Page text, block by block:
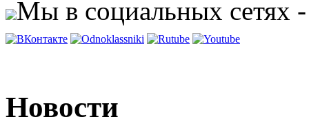
Мы в социальных сетях
Новости